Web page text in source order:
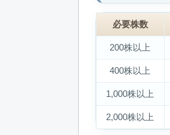
必要株数
200株以上
400株以上
1,000株以上
2,000株以上